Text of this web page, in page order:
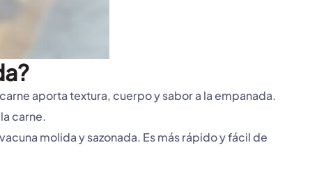
aporta textura, cuerpo y sabor a la empanada.
carne.
molida y sazonada. Es más rápido y fácil de